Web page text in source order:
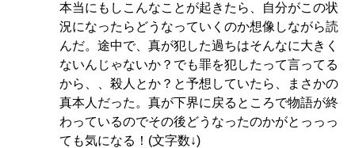
本当にもしこんなことが起きたら、自分がこの状
況になったらどうなっていくのか想像しながら読
んだ。途中で、真が犯した過ちはそんなに大きく
ないんじゃないか？でも罪を犯したって言ってる
から、、殺人とか？と予想していたら、まさかの
真本人だった。真が下界に戻るところで物語が終
わっているのでその後どうなったのかがとっっっ
ても気になる！(文字数↓)